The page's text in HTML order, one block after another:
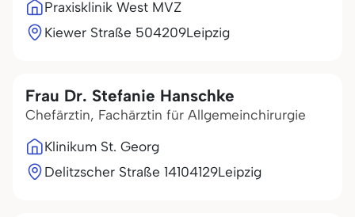
Praxisklinik West MVZ
Kiewer Straße 504209Leipzig
Frau Dr. Stefanie Hanschke
Chefärztin, Fachärztin für Allgemeinchirurgie
Klinikum St. Georg
Delitzscher Straße 14104129Leipzig